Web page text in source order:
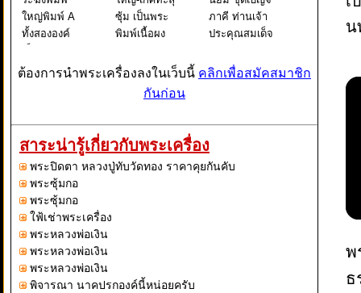
ใหญ่พิมพ์ A
ทั้งสององค์
เดียวกันแต่
คือ องค์ที่ 1
เป็นองค์ที่กด
จากแม่พิมพ์
องค์ต้นๆจะเ
ซุ้ม เป็นพระ
พิมพ์เนื้อผง
เบญจภาคี
ท่านเจ้า
ประคุณสมเด็จ
ย์ (โต พรหม
รังษี) วัดระฆัง
โฆสิตารามว
ภาคี ท่านเจ้า
ประคุณสมเด็จ
ย์ (โต พรหม
เขต
บางกอกน้อย
ต้องการนำพระเครื่องลงในเว็บนี้ คลิกเพื่อสมัคสมาชิก
กันก่อน
สาระน่ารู้เกี่ยวกับพระเครื่อง
พระปิดตา หลวงปู่ทับวัดทอง ราคาคุยกันคับ
พระซุ้มกอ
พระซุ้มกอ
ใฟ้เช่าพระเครื่อง
พระหลวงพ่อเงิน
พระหลวงพ่อเงิน
พระหลวงพ่อเงิน
พิจารณา นาคปรกองค์นี้หน่อยครับ
น
พ
ธ